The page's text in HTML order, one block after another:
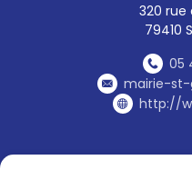
320 rue
79410
05
mairie-st-
http://
internet
https://
Afin de
les besoins